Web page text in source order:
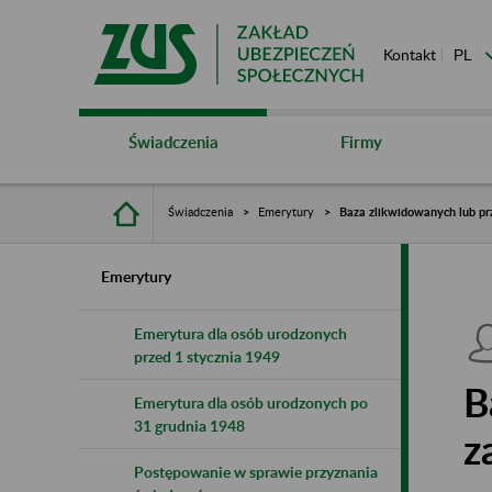
Kontakt
Świadczenia Firmy
Świadczenia Emerytury Baza zlikwidowanych lub
Emerytury
Emerytura dla osób urodzonych
przed 1 stycznia 1949
Emerytura dla osób urodzonych po
31 grudnia 1948
Postępowanie w sprawie przyznania